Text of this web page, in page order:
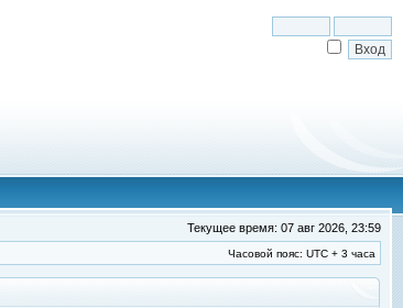
Текущее время: 07 авг 2026, 23:59
Часовой пояс: UTC + 3 часа